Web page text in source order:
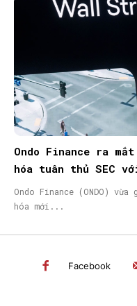
Ondo Finance ra
hóa tuân thủ SEC
phiếu Micron
Ondo Finance (ONDO)
hóa mới...
Facebook